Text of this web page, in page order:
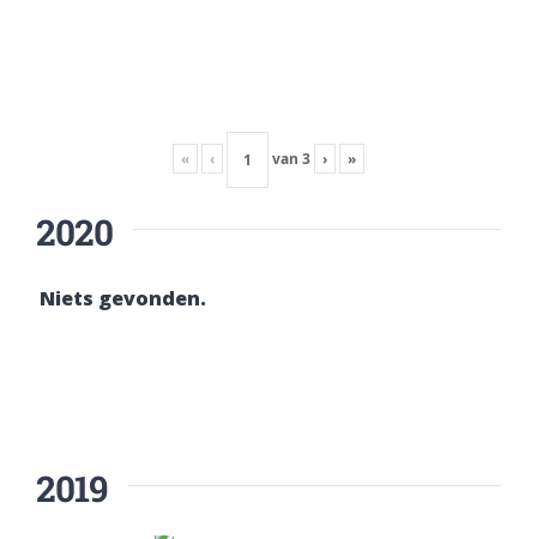
« ‹ van 3 › »
2020
Niets gevonden.
2019